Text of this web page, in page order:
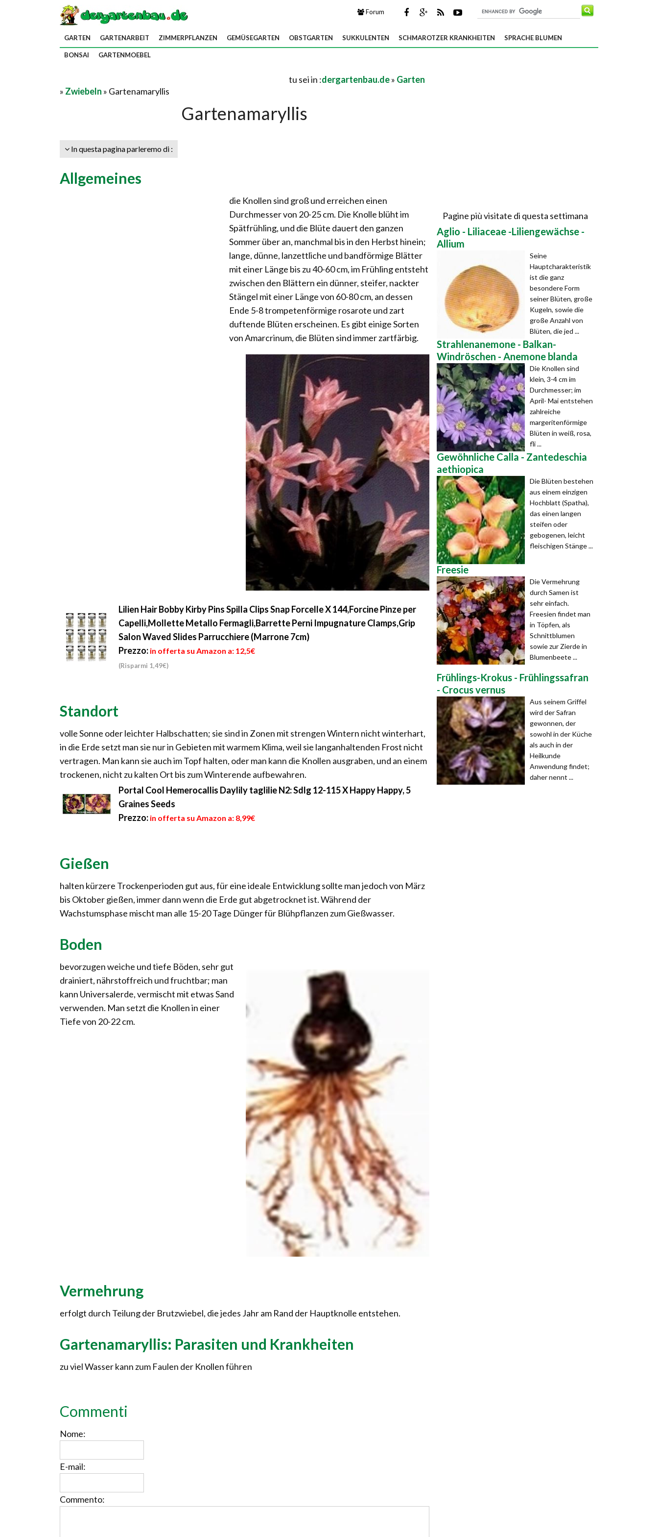
Forum
GARTEN GARTENARBEIT ZIMMERPFLANZEN GEMÜSEGARTEN OBSTGARTEN SUKKULENTEN SCHMAROTZER KRANKHEITEN SPRACHE BLUMEN
BONSAI GARTENMOEBEL
tu sei in :dergartenbau.de» Garten
» Zwiebeln » Gartenamaryllis
Gartenamaryllis
In questa pagina parleremo di :
Allgemeines
die Knollen sind groß und erreichen einen
Durchmesser von 20-25 cm. Die Knolle blüht im
Spätfrühling, und die Blüte dauert den ganzen
Sommer über an, manchmal bis in den Herbst hinein;
lange, dünne, lanzettliche und bandförmige Blätter
mit einer Länge bis zu 40-60 cm, im Frühling entsteht
zwischen den Blättern ein dünner, steifer, nackter
Stängel mit einer Länge von 60-80 cm, an dessen
Ende 5-8 trompetenförmige rosarote und zart
duftende Blüten erscheinen. Es gibt einige Sorten
von Amarcrinum, die Blüten sind immer zartfärbig.
Lilien Hair Bobby Kirby Pins Spilla Clips Snap Forcelle X 144,Forcine Pinze per
Capelli,Mollette Metallo Fermagli,Barrette Perni Impugnature Clamps,Grip
Salon Waved Slides Parrucchiere (Marrone 7cm)
Prezzo: in offerta su Amazon a: 12,5€
(Risparmi 1,49€)
Standort
volle Sonne oder leichter Halbschatten; sie sind in Zonen mit strengen Wintern nicht winterhart,
in die Erde setzt man sie nur in Gebieten mit warmem Klima, weil sie langanhaltenden Frost nicht
vertragen. Man kann sie auch im Topf halten, oder man kann die Knollen ausgraben, und an einem
trockenen, nicht zu kalten Ort bis zum Winterende aufbewahren.
Portal Cool Hemerocallis Daylily taglilie N2: Sdlg 12-115 X Happy Happy, 5
Graines Seeds
Prezzo: in offerta su Amazon a: 8,99€
Gießen
halten kürzere Trockenperioden gut aus, für eine ideale Entwicklung sollte man jedoch von März
bis Oktober gießen, immer dann wenn die Erde gut abgetrocknet ist. Während der
Wachstumsphase mischt man alle 15-20 Tage Dünger für Blühpflanzen zum Gießwasser.
Boden
bevorzugen weiche und tiefe Böden, sehr gut
drainiert, nährstoffreich und fruchtbar; man
kann Universalerde, vermischt mit etwas Sand
verwenden. Man setzt die Knollen in einer
Tiefe von 20-22 cm.
Vermehrung
erfolgt durch Teilung der Brutzwiebel, die jedes Jahr am Rand der Hauptknolle entstehen.
Gartenamaryllis: Parasiten und Krankheiten
zu viel Wasser kann zum Faulen der Knollen führen
Commenti
Nome:
E-mail:
Commento:
Pagine più visitate di questa settimana
Aglio - Liliaceae -Liliengewächse -
Allium
Seine
Hauptcharakteristik
ist die ganz
besondere Form
seiner Blüten, große
Kugeln, sowie die
große Anzahl von
Blüten, die jed ...
Strahlenanemone - Balkan-
Windröschen - Anemone blanda
Die Knollen sind
klein, 3-4 cm im
Durchmesser; im
April- Mai entstehen
zahlreiche
margeritenförmige
Blüten in weiß, rosa,
fli ...
Gewöhnliche Calla - Zantedeschia
aethiopica
Die Blüten bestehen
aus einem einzigen
Hochblatt (Spatha),
das einen langen
steifen oder
gebogenen, leicht
fleischigen Stänge ...
Freesie
Die Vermehrung
durch Samen ist
sehr einfach.
Freesien findet man
in Töpfen, als
Schnittblumen
sowie zur Zierde in
Blumenbeete ...
Frühlings-Krokus - Frühlingssafran
- Crocus vernus
Aus seinem Griffel
wird der Safran
gewonnen, der
sowohl in der Küche
als auch in der
Heilkunde
Anwendung findet;
daher nennt ...